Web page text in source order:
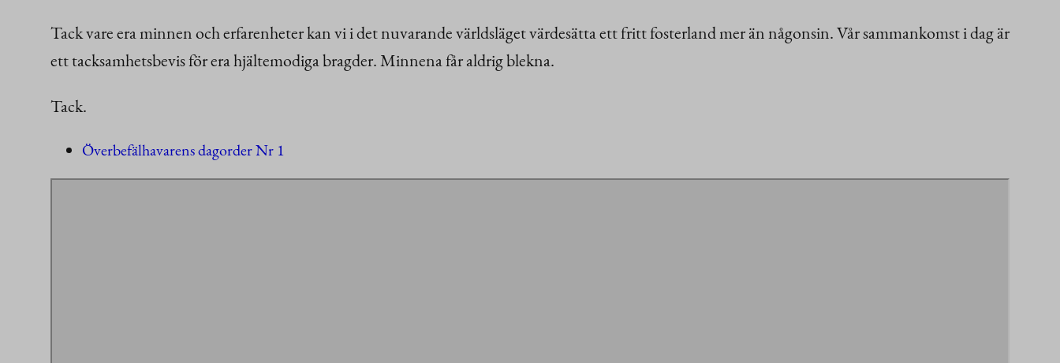
Tack vare era minnen och erfarenheter kan vi i det nuvarande världsläget värdesätta ett fritt fosterland mer än någonsin. Vår sammankomst i dag är
ett tacksamhetsbevis för era hjältemodiga bragder. Minnena får aldrig blekna.
Tack.
Överbefälhavarens dagorder Nr 1